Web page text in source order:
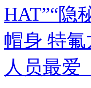
HAT”“隐
帽身 特
人员最爱